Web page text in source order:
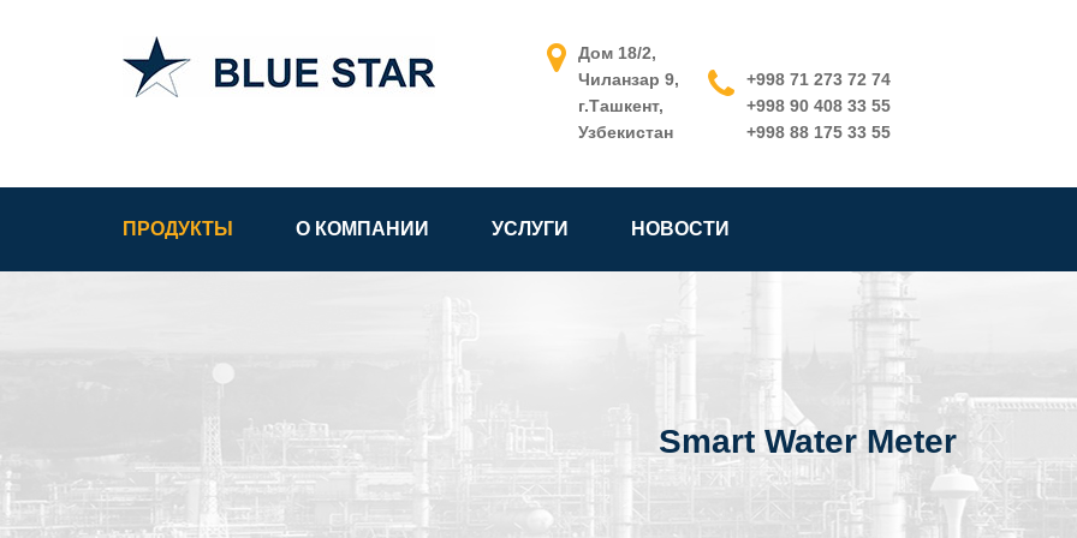
Узбекистане
Дом 18/2,
Чиланзар 9,
г.Ташкент,
Узбекистан
+998 71 273 72 74
+998 90 408 33 55
+998 88 175 33 55
ПРОДУКТЫ О КОМПАНИИ УСЛУГИ НОВОСТИ
Smart Water Meter